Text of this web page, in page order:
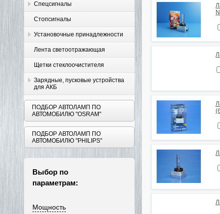
Спецсигналы
Стопсигналы
Установочные принадлежности
Лента светоотражающая
Щетки стеклоочистителя
Зарядные, пусковые устройства
для АКБ
ПОДБОР АВТОЛАМП ПО
АВТОМОБИЛЮ "OSRAM"
ПОДБОР АВТОЛАМП ПО
АВТОМОБИЛЮ "PHILIPS"
Выбор по
параметрам:
Мощность